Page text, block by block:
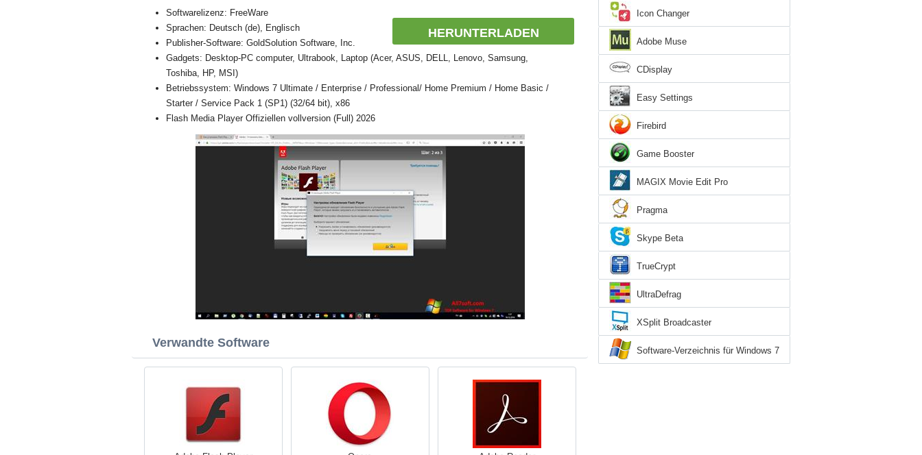
HERUNTERLADEN
Softwarelizenz: FreeWare
Sprachen: Deutsch (de), Englisch
Publisher-Software: GoldSolution Software, Inc.
Gadgets: Desktop-PC computer, Ultrabook, Laptop (Acer, ASUS, DELL, Lenovo, Samsung,
Toshiba, HP, MSI)
Betriebssystem: Windows 7 Ultimate / Enterprise / Professional/ Home Premium / Home Basic /
Starter / Service Pack 1 (SP1) (32/64 bit), x86
Flash Media Player Offiziellen vollversion (Full) 2026
Verwandte Software
Icon Changer
Adobe Muse
CDisplay
Easy Settings
Firebird
Game Booster
MAGIX Movie Edit Pro
Pragma
Skype Beta
TrueCrypt
UltraDefrag
XSplit Broadcaster
Software-Verzeichnis für Windows 7